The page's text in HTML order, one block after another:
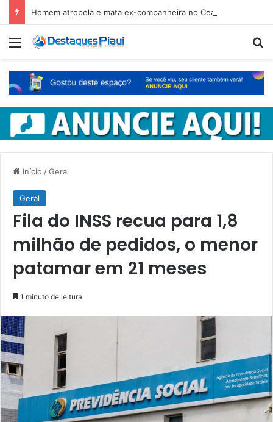
Menu
Início /Geral
Geral
Fila do INSS recua para 1,8
milhão de pedidos, o menor
patamar em 21 meses
1 minuto de leitura